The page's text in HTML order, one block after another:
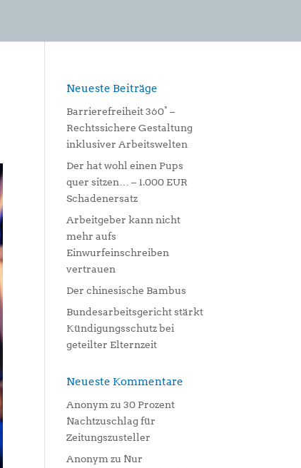
Neueste Beiträge
Barrierefreiheit 360° –
Rechtssichere Gestaltung
inklusiver Arbeitswelten
Der hat wohl einen Pups
quer sitzen… – 1.000 EUR
Schadenersatz
Arbeitgeber kann nicht
mehr aufs
Einwurfeinschreiben
vertrauen
Der chinesische Bambus
Bundesarbeitsgericht stärkt
Kündigungsschutz bei
geteilter Elternzeit
Neueste Kommentare
Anonym zu30 Prozent
Nachtzuschlag für
Zeitungszusteller
Anonym zu Nur